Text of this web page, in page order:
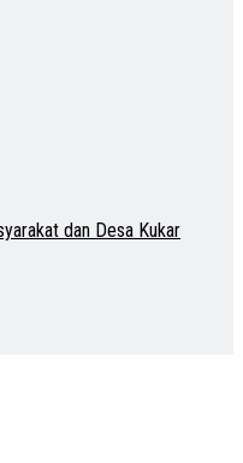
dan Desa Kukar